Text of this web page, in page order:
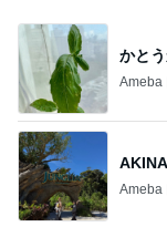
かと
Ameba
Ameba